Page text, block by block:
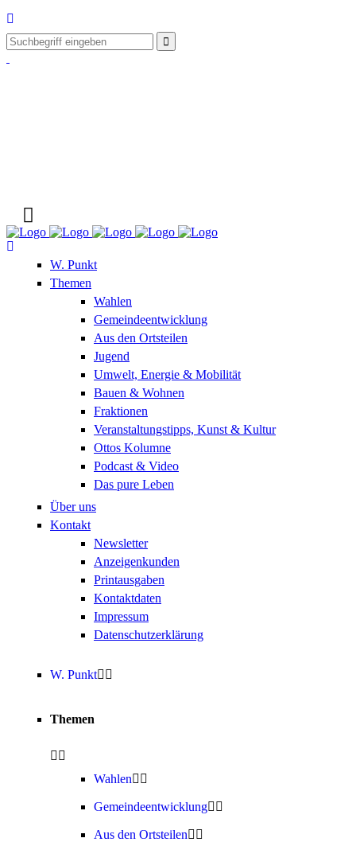
W. Punkt
Themen
Wahlen
Gemeindeentwicklung
Aus den Ortsteilen
Jugend
Umwelt, Energie & Mobilität
Bauen & Wohnen
Fraktionen
Veranstaltungstipps, Kunst & Kultur
Ottos Kolumne
Podcast & Video
Das pure Leben
Über uns
Kontakt
Newsletter
Anzeigenkunden
Printausgaben
Kontaktdaten
Impressum
Datenschutzerklärung
W. Punkt
Themen
Wahlen
Gemeindeentwicklung
Aus den Ortsteilen